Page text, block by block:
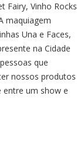
Fairy, Vinho Rocks
maquiagem
Una e Faces,
na Cidade
que
nossos produtos
entre um show e